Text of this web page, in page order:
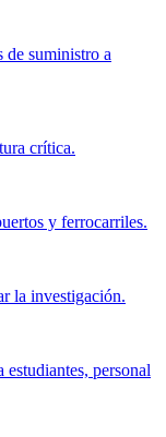
suministro a
crítica.
y ferrocarriles.
la investigación.
personal